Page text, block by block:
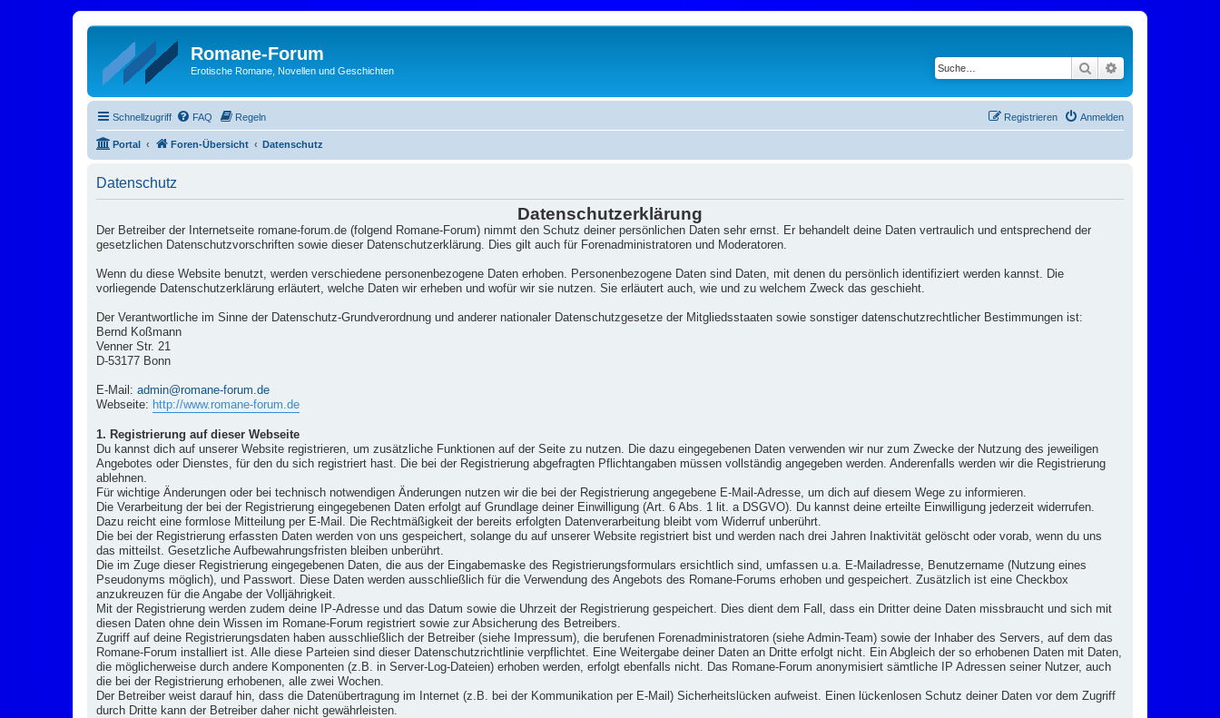
Romane-Forum
Erotische Romane, Novellen und Geschichten Suche
Schnellzugriff FAQ Regeln Anmelden
Registrieren
Portal Foren-Übersicht Datenschutz
Datenschutz
Datenschutzerklärung
Der Betreiber der Internetseite romane-forum.de (folgend Romane-Forum) nimmt den Schutz deiner persönlichen Daten sehr ernst. Er behandelt deine Daten vertraulich und entsprechend der
gesetzlichen Datenschutzvorschriften sowie dieser Datenschutzerklärung. Dies gilt auch für Forenadministratoren und Moderatoren.
Wenn du diese Website benutzt, werden verschiedene personenbezogene Daten erhoben. Personenbezogene Daten sind Daten, mit denen du persönlich identifiziert werden kannst. Die
vorliegende Datenschutzerklärung erläutert, welche Daten wir erheben und wofür wir sie nutzen. Sie erläutert auch, wie und zu welchem Zweck das geschieht.
Der Verantwortliche im Sinne der Datenschutz-Grundverordnung und anderer nationaler Datenschutzgesetze der Mitgliedsstaaten sowie sonstiger datenschutzrechtlicher Bestimmungen ist:
Bernd Koßmann
Venner Str. 21
D-53177 Bonn
E-Mail: admin@romane-forum.de
Webseite: http://www.romane-forum.de
1. Registrierung auf dieser Webseite
Du kannst dich auf unserer Website registrieren, um zusätzliche Funktionen auf der Seite zu nutzen. Die dazu eingegebenen Daten verwenden wir nur zum Zwecke der Nutzung des jeweiligen
Angebotes oder Dienstes, für den du sich registriert hast. Die bei der Registrierung abgefragten Pflichtangaben müssen vollständig angegeben werden. Anderenfalls werden wir die Registrierung
ablehnen.
Für wichtige Änderungen oder bei technisch notwendigen Änderungen nutzen wir die bei der Registrierung angegebene E-Mail-Adresse, um dich auf diesem Wege zu informieren.
Die Verarbeitung der bei der Registrierung eingegebenen Daten erfolgt auf Grundlage deiner Einwilligung (Art. 6 Abs. 1 lit. a DSGVO). Du kannst deine erteilte Einwilligung jederzeit widerrufen.
Dazu reicht eine formlose Mitteilung per E-Mail. Die Rechtmäßigkeit der bereits erfolgten Datenverarbeitung bleibt vom Widerruf unberührt.
Die bei der Registrierung erfassten Daten werden von uns gespeichert, solange du auf unserer Website registriert bist und werden nach drei Jahren Inaktivität gelöscht oder vorab, wenn du uns
das mitteilst. Gesetzliche Aufbewahrungsfristen bleiben unberührt.
Die im Zuge dieser Registrierung eingegebenen Daten, die aus der Eingabemaske des Registrierungsformulars ersichtlich sind, umfassen u.a. E-Mailadresse, Benutzername (Nutzung eines
Pseudonyms möglich), und Passwort. Diese Daten werden ausschließlich für die Verwendung des Angebots des Romane-Forums erhoben und gespeichert. Zusätzlich ist eine Checkbox
anzukreuzen für die Angabe der Volljährigkeit.
Mit der Registrierung werden zudem deine IP-Adresse und das Datum sowie die Uhrzeit der Registrierung gespeichert. Dies dient dem Fall, dass ein Dritter deine Daten missbraucht und sich mit
diesen Daten ohne dein Wissen im Romane-Forum registriert sowie zur Absicherung des Betreibers.
Zugriff auf deine Registrierungsdaten haben ausschließlich der Betreiber (siehe Impressum), die berufenen Forenadministratoren (siehe Admin-Team) sowie der Inhaber des Servers, auf dem das
Romane-Forum installiert ist. Alle diese Parteien sind dieser Datenschutzrichtlinie verpflichtet. Eine Weitergabe deiner Daten an Dritte erfolgt nicht. Ein Abgleich der so erhobenen Daten mit Daten,
die möglicherweise durch andere Komponenten (z.B. in Server-Log-Dateien) erhoben werden, erfolgt ebenfalls nicht. Das Romane-Forum anonymisiert sämtliche IP Adressen seiner Nutzer, auch
die bei der Registrierung erhobenen, alle zwei Wochen.
Der Betreiber weist darauf hin, dass die Datenübertragung im Internet (z.B. bei der Kommunikation per E-Mail) Sicherheitslücken aufweist. Einen lückenlosen Schutz deiner Daten vor dem Zugriff
durch Dritte kann der Betreiber daher nicht gewährleisten.